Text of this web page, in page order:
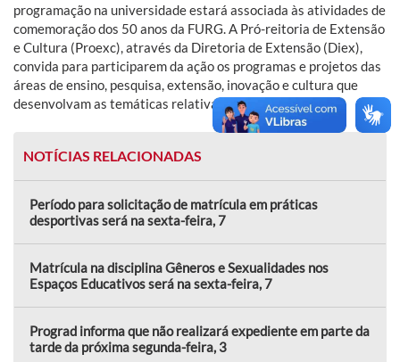
programação na universidade estará associada às atividades de
comemoração dos 50 anos da FURG. A Pró-reitoria de Extensão
e Cultura (Proexc), através da Diretoria de Extensão (Diex),
convida para participarem da ação os programas e projetos das
áreas de ensino, pesquisa, extensão, inovação e cultura que
desenvolvam as temáticas relativas às mulheres.
NOTÍCIAS RELACIONADAS
Período para solicitação de matrícula em práticas
desportivas será na sexta-feira, 7
Matrícula na disciplina Gêneros e Sexualidades nos
Espaços Educativos será na sexta-feira, 7
Prograd informa que não realizará expediente em parte da
tarde da próxima segunda-feira, 3